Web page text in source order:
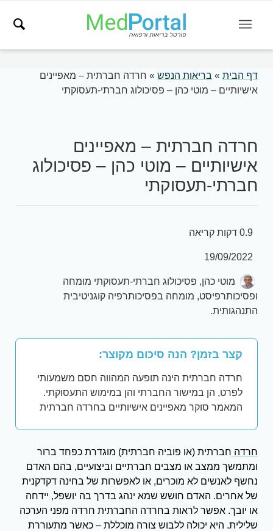
דף הבית» בריאות הנפש» חרדה חברתית – מאפיינים
אישיותיים – מוטי כהן – פסיכולוג חברתי-תעסוקתי
חרדה חברתית – מאפיינים
אישיותיים – מוטי כהן – פסיכולוג
חברתי-תעסוקתי
0.9 דקות קריאה
19/09/2022
מוטי כהן, פסיכולוג חברתי-תעסוקתי מומחה
ופסיכותרפיסט, מומחה בפסיכותרפיה קוגניטיבית
התנהגותית.
קצר בזמן? הנה סיכום מקוצר:
חרדה חברתית הינה תופעה המהווה חסם משמעותי
לפרט, הן במישור החברתי והן במימוש התעסוקתי.
המאמר סוקר מאפיינים אישיותיים בחרדה חברתית
חרדה חברתית (או פוביה חברתית) מוגדרת כפחד ברור
ומתמשך ממצב או מצבים חברתיים וביצועיים, בהם האדם
נחשף לאנשים לא מוכרים, או לאפשרות של בחינה דקדקנית
של אחרים. האדם חושש שמא ינהג בדרך בה יושפל, יידחה
או יובך. אפשר לראות בחרדה החברתית חרדה מפני הערכה
שלילית. היא יכולה ללבוש צורה מוכללת – כאשר מתעוררת